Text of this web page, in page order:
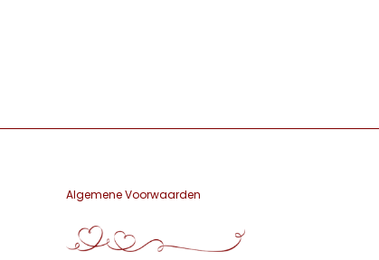
Algemene Voorwaarden